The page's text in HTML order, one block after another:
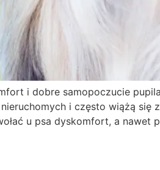
i dobre samopoczucie
i często wiążą się
u psa dyskomfort, a nawet